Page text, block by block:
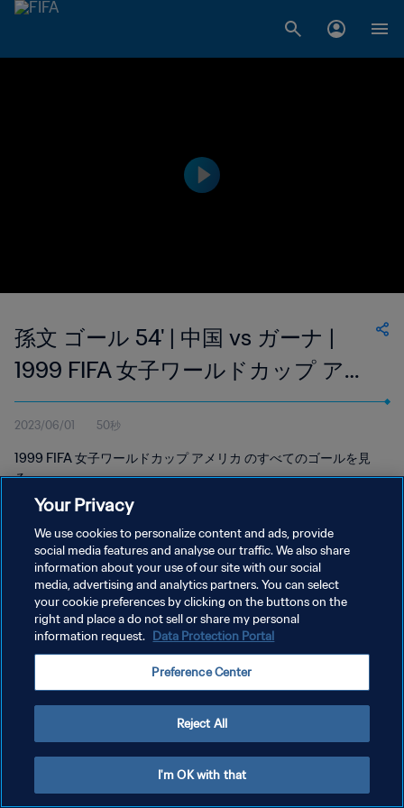
孫文 ゴール 54' | 中国 vs ガーナ |
1999 FIFA 女子ワールドカップ アメ
リカ
2023/06/01 50秒
1999 FIFA 女子ワールドカップ アメリカ のすべてのゴールを見
る。
プライバシーポリシー
サービス利用規約
クッキー設定の管理
Your Privacy
We use cookies to personalize content and ads, provide
social media features and analyse our traffic. We also share
information about your use of our site with our social
media, advertising and analytics partners. You can select
your cookie preferences by clicking on the buttons on the
right and place a do not sell or share my personal
information request. Data Protection Portal
Preference Center
Reject All
I'm OK with that